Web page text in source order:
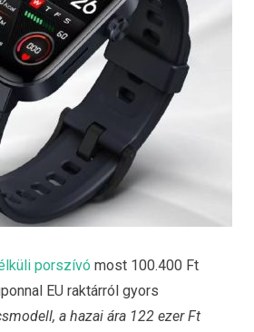
porszívó most 100.400 Ft
EU raktárról gyors
a hazai ára 122 ezer Ft